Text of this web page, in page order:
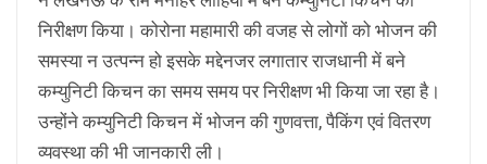
निरीक्षण किया। कोरोना महामारी की वजह से लोगों को भोजन की
समस्या न उत्पन्न हो इसके मद्देनजर लगातार राजधानी में बने
कम्युनिटी किचन का समय समय पर निरीक्षण भी किया जा रहा है।
उन्होंने कम्युनिटी किचन में भोजन की गुणवत्ता, पैकिंग एवं वितरण
व्यवस्था की भी जानकारी ली।